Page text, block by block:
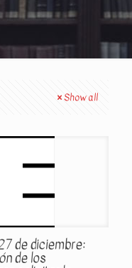
Show all
de diciembre:
de los